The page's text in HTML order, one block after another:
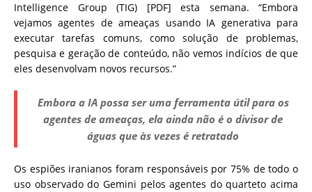
Intelligence Group (TIG) [PDF] esta semana. “Embora
vejamos agentes de ameaças usando IA generativa para
executar tarefas comuns, como solução de problemas,
pesquisa e geração de conteúdo, não vemos indícios de que
eles desenvolvam novos recursos.”
Embora a IA possa ser uma ferramenta útil para os
agentes de ameaças, ela ainda não é o divisor de
águas que às vezes é retratado
Os espiões iranianos foram responsáveis por 75% de todo o
uso observado do Gemini pelos agentes do quarteto acima